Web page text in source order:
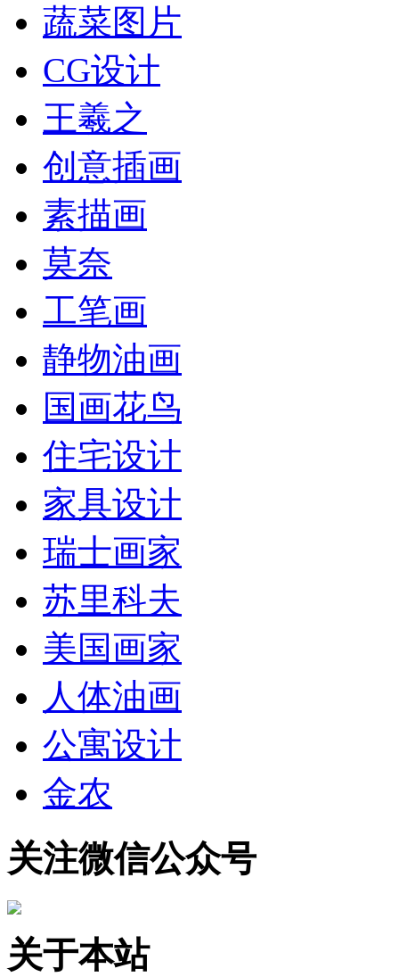
蔬菜图片
CG设计
王羲之
创意插画
素描画
莫奈
工笔画
静物油画
国画花鸟
住宅设计
家具设计
瑞士画家
苏里科夫
美国画家
人体油画
公寓设计
金农
关注微信公众号
关于本站